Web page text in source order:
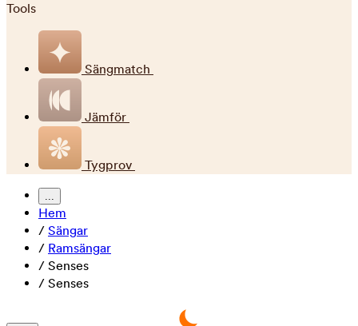
Tools
Sängmatch
Jämför
Tygprov
...
Hem
/ Sängar
/ Ramsängar
/ Senses
/ Senses